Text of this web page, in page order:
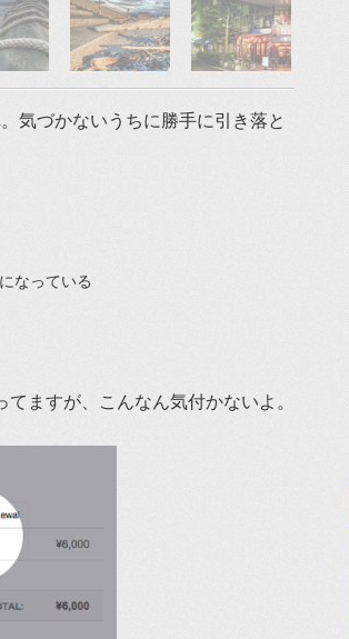
気づかないうちに勝手に引き落と
なっている
ますが、こんなん気付かないよ。